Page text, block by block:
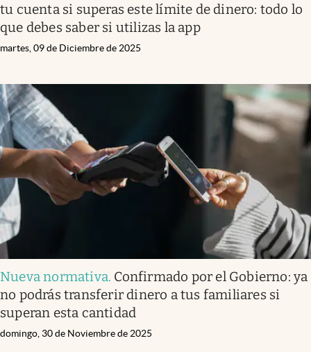
tu cuenta si superas este límite de dinero: todo lo
que debes saber si utilizas la app
martes, 09 de Diciembre de 2025
Nueva normativa. Confirmado por el Gobierno: ya
no podrás transferir dinero a tus familiares si
superan esta cantidad
domingo, 30 de Noviembre de 2025